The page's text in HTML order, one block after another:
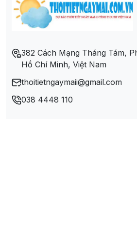
Xã Lương Thịnh
Xã Minh Quân
Xã Quy Mông
382 Cách Mạng Tháng Tám,
Hồ Chí Minh, Việt Nam
thoitietngaymaii@gmail.com
038 4448 110